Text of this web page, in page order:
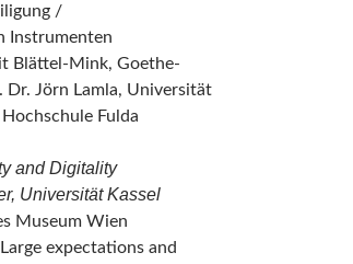
/
Instrumenten
Blättel-Mink, Goethe-
Jörn Lamla, Universität
Fulda
and Digitality
Universität Kassel
Museum Wien
expectations and